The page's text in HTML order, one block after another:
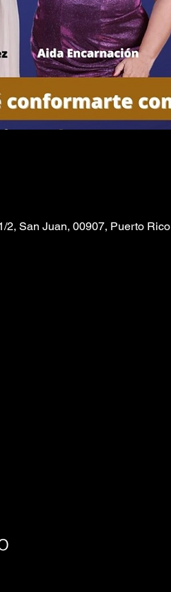
2, San Juan, 00907, Puerto Rico